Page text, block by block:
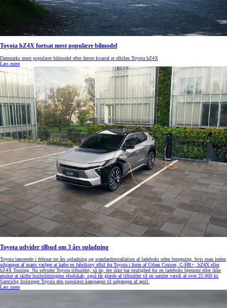
Toyota bZ4X fortsat mest populære bilmodel
Danmarks mest populære bilmodel efter første kvartal er elbilen Toyota bZ4X
Læs mere
Toyota udvider tilbud om 3 års opladning
Toyota lancerede i februar tre års opladning og standardinstallation af ladeboks uden beregning, hvis man inden
udgangen af marts vælger at købe en fabriksny elbil fra Toyota i form af Urban Cruiser, C-HR+, bZ4X eller
bZ4X Touring. Nu udvider Toyota tilbuddet, så de, der ikke har mulighed for en ladeboks hjemme eller ikke
ønsker at skifte husholdningens elselskab, også får glæde af tilbuddet til en samlet værdi af over 25.000 kr.
Samtidig forlænger Toyota den populære kampagne til udgangen af april.
Læs mere